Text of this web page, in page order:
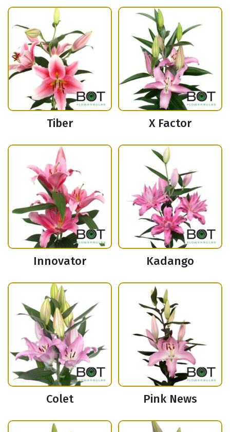
Tiber X Factor
Innovator Kadango
Colet Pink News